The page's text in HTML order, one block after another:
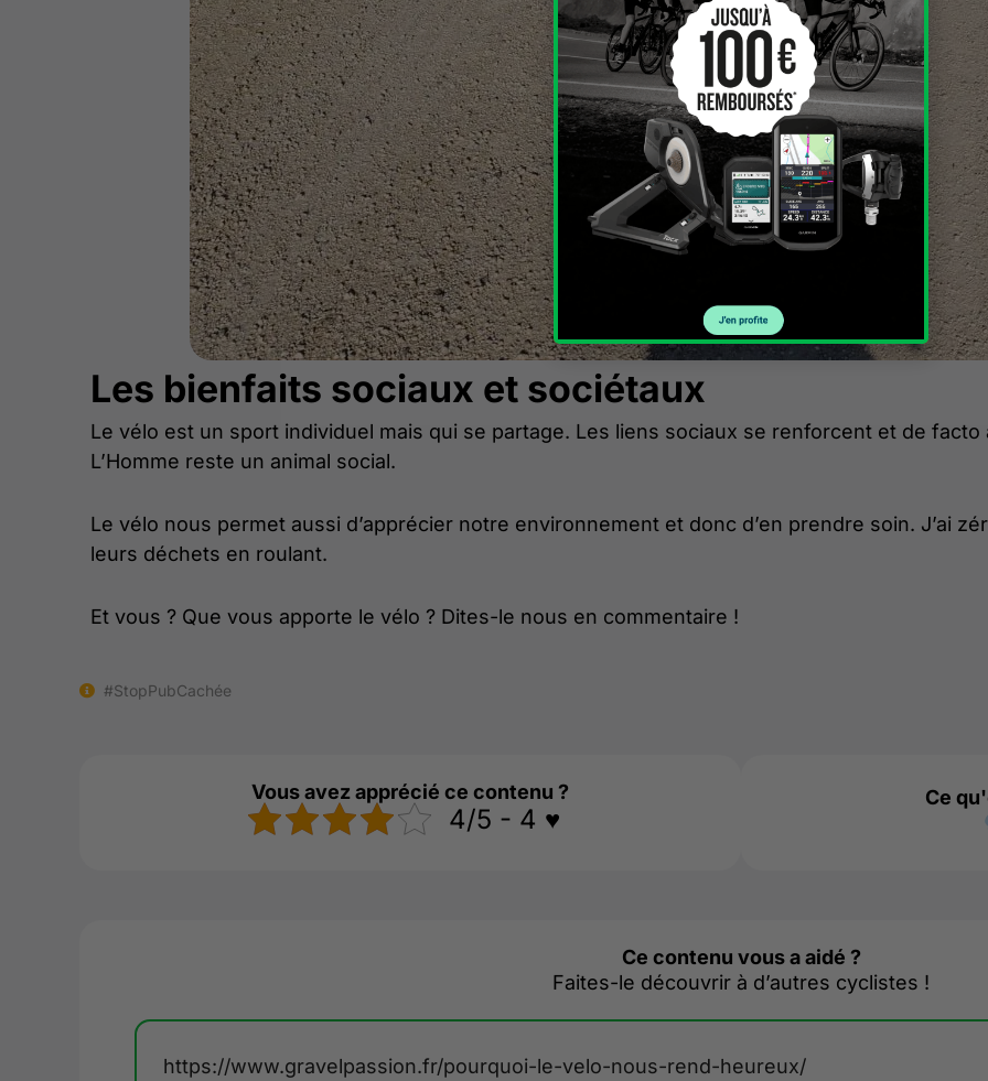
Les bienfaits sociaux et sociétaux
Le vélo est un sport individuel mais qui se partage. Les liens sociaux se renforcent et de
L’Homme reste un animal social.
Le vélo nous permet aussi d’apprécier notre environnement et donc d’en prendre soin. J’ai
leurs déchets en roulant.
Et vous ? Que vous apporte le vélo ? Dites-le nous en commentaire !
#StopPubCachée
Vous avez apprécié ce contenu ?
4/5 - 4 ♥️
Ce
Ce contenu vous a aidé ?
Faites-le découvrir à d’autres cyclistes !
https://www.gravelpassion.fr/pourquoi-le-velo-nous-rend-heureux/